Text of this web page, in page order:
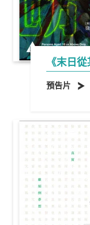
《末日
預告片